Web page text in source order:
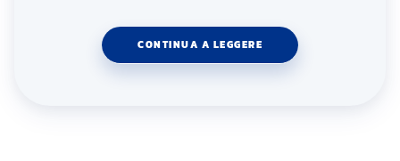
CONTINUA A LEGGERE